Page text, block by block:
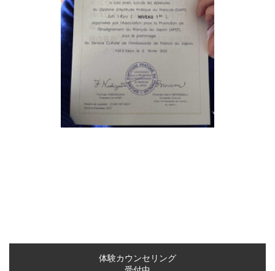
体験カウンセリング